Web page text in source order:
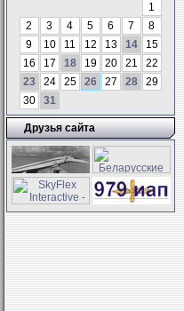
1
2
3 4 5 6 7
8
9
10 11 12 13 14
15
16
17 18 19 20 21
22
23
24 25 26 27 28
29
30
31
Друзья сайта